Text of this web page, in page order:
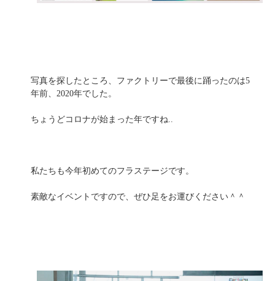
写真を探したところ、ファクトリーで最後に踊ったのは5
年前、2020年でした。
ちょうどコロナが始まった年ですね..
私たちも今年初めてのフラステージです。
素敵なイベントですので、ぜひ足をお運びください＾＾